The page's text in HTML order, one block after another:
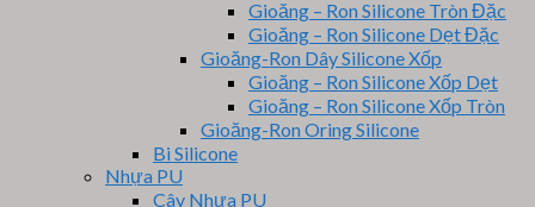
Gioăng – Ron Silicone Tròn Đặc
Gioăng – Ron Silicone Dẹt Đặc
Gioăng-Ron Dây Silicone Xốp
Gioăng – Ron Silicone Xốp Dẹt
Gioăng – Ron Silicone Xốp Tròn
Gioăng-Ron Oring Silicone
Bi Silicone
Nhựa PU
Cây Nhựa PU